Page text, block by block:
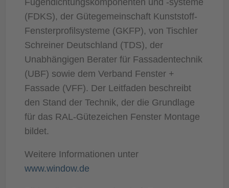
(FDKS), der Gütegemeinschaft Kunststoff-
Fensterprofilsysteme (GKFP), von Tischler
Schreiner Deutschland (TDS), der
Unabhängigen Berater für Fassadentechnik
(UBF) sowie dem Verband Fenster +
Fassade (VFF). Der Leitfaden beschreibt
den Stand der Technik, der die Grundlage
für das RAL-Gütezeichen Fenster Montage
bildet.
Weitere Informationen unter
www.window.de